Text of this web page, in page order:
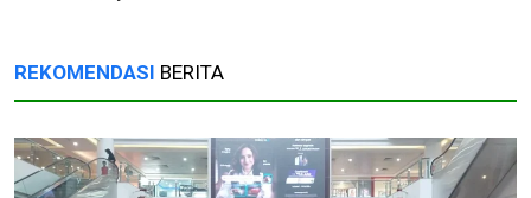
REKOMENDASI BERITA